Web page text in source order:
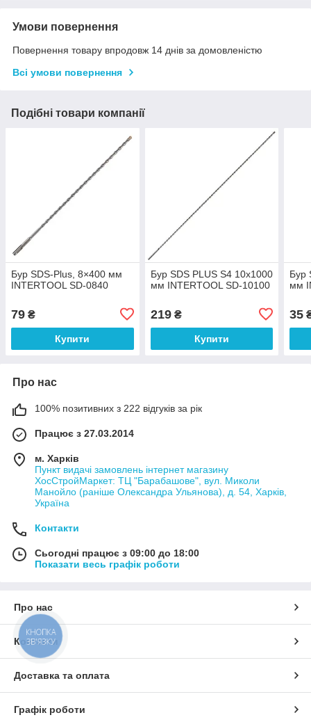
Умови повернення
Повернення товару впродовж 14 днів за домовленістю
Всі умови повернення
Подібні товари компанії
Бур SDS-Plus, 8×400 мм
INTERTOOL SD-0840
79 ₴
Купити
Бур SDS PLUS S4 10x1000
мм INTERTOOL SD-10100
219₴
Купити
Бур
мм
35
Про нас
100% позитивних з 222 відгуків за рік
Працює з 27.03.2014
м. Харків
Пункт видачі замовлень інтернет магазину
ХосСтройМаркет: ТЦ "Барабашове", вул. Миколи
Манойло (раніше Олександра Ульянова), д. 54, Харків,
Україна
Контакти
Сьогодні працює з 09:00 до 18:00
Показати весь графік роботи
Про нас
Контакти
Доставка та оплата
Графік роботи
КНОПКА
ЗВ'ЯЗКУ